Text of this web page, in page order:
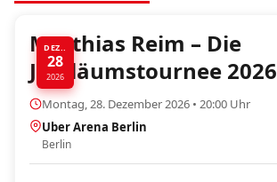
DEZ..
28
2026
Matthias Reim – Die
Jubiläumstournee 2026
Montag, 28. Dezember 2026 • 20:00 Uhr
Uber Arena Berlin
Berlin